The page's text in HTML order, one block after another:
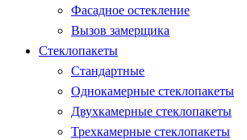
Фасадное остекление
Вызов замерщика
Стеклопакеты
Стандартные
Однокамерные стеклопакеты
Двухкамерные стеклопакеты
Трехкамерные стеклопакеты